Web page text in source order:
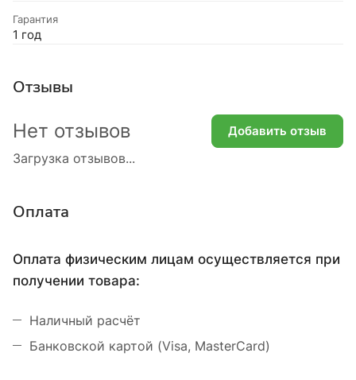
Гарантия
1 год
Отзывы
Загрузка отзывов...
Нет отзывов Добавить отзыв
Оплата
Оплата физическим лицам осуществляется при
получении товара:
Наличный расчёт
Банковской картой (Visa, MasterCard)